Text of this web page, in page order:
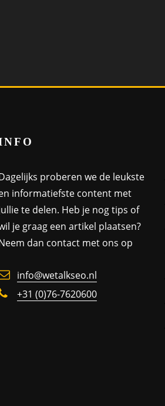
proberen we de leukste
informatiefste content met
te delen. Heb je nog tips of
je graag een artikel plaatsen?
dan contact met ons op
info@wetalkseo.nl
+31 (0)76-7620600